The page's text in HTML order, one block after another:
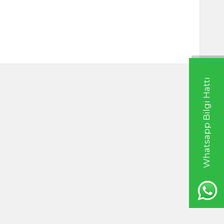
Whatsapp Bilgi Hattı
Ginseng Ekstresi - Ginseng Ekstrakt